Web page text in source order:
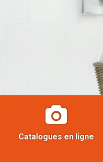
Catalogues en ligne